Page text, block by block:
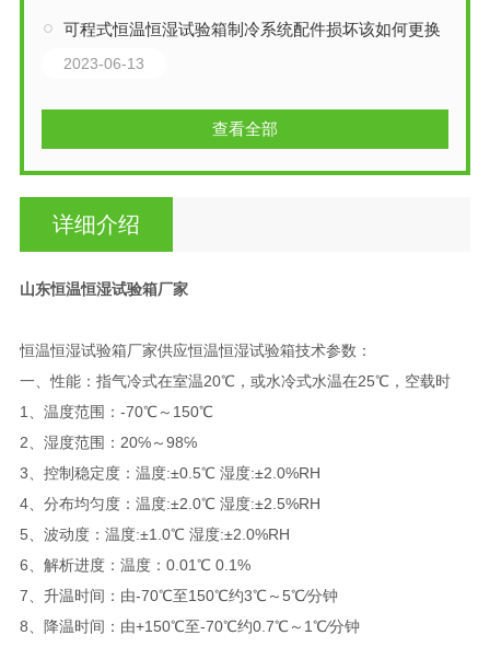
可程式恒温恒湿试验箱制冷系统配件损坏该如何更换
2023-06-13
查看全部
详细介绍
山东恒温恒湿试验箱厂家
恒温恒湿试验箱厂家供应恒温恒湿试验箱技术参数：
一、性能：指气冷式在室温20℃，或水冷式水温在25℃，空载时
1、温度范围：-70℃～150℃
2、湿度范围：20℅～98℅
3、控制稳定度：温度:±0.5℃ 湿度:±2.0%RH
4、分布均匀度：温度:±2.0℃ 湿度:±2.5%RH
5、波动度：温度:±1.0℃ 湿度:±2.0%RH
6、解析进度：温度：0.01℃ 0.1%
7、升温时间：由-70℃至150℃约3℃～5℃∕分钟
8、降温时间：由+150℃至-70℃约0.7℃～1℃∕分钟